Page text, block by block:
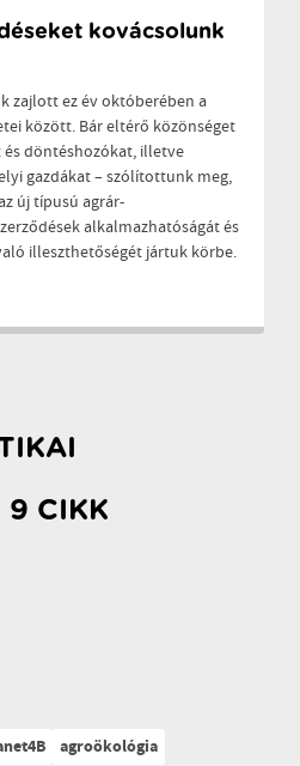
agroökológia
9 CIKK
kovácsolunk
zajlott ez év októberében a
között. Bár eltérő közönséget
és döntéshozókat, illetve
gazdákat – szólítottunk meg,
új típusú agrár-
alkalmazhatóságát és
illeszthetőségét jártuk körbe.